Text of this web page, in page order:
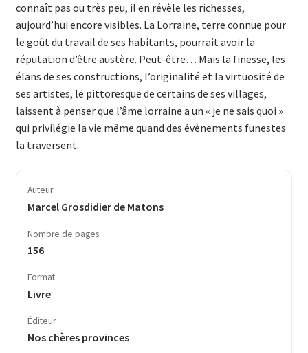
connaît pas ou très peu, il en révèle les richesses,
aujourd’hui encore visibles. La Lorraine, terre connue pour
le goût du travail de ses habitants, pourrait avoir la
réputation d’être austère. Peut-être… Mais la finesse, les
élans de ses constructions, l’originalité et la virtuosité de
ses artistes, le pittoresque de certains de ses villages,
laissent à penser que l’âme lorraine a un « je ne sais quoi »
qui privilégie la vie même quand des évènements funestes
la traversent.
Auteur
Marcel Grosdidier de Matons
Nombre de pages
156
Format
Livre
Éditeur
Nos chères provinces